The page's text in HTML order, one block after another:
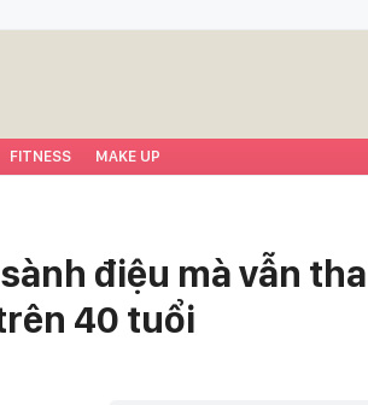
FITNESS MAKE UP
điệu mà vẫn
40 tuổi